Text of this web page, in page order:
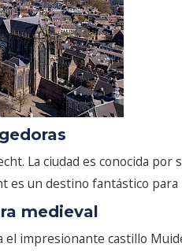
La ciudad es conocida
es un destino fantástico para
medieval
impresionante castillo